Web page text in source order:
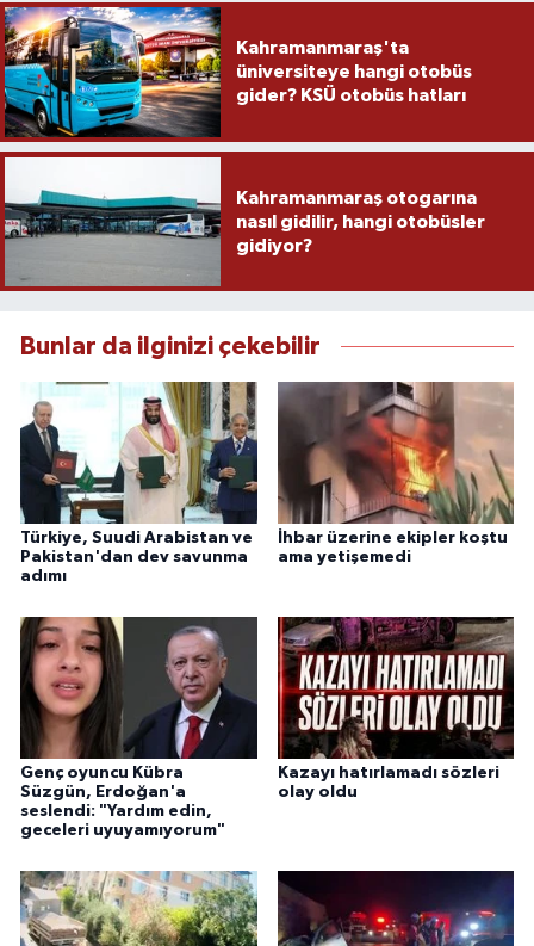
Kahramanmaraş'ta
üniversiteye hangi otobüs
gider? KSÜ otobüs hatları
Kahramanmaraş otogarına
nasıl gidilir, hangi otobüsler
gidiyor?
Bunlar da ilginizi çekebilir
Türkiye, Suudi Arabistan ve
Pakistan'dan dev savunma
adımı
İhbar üzerine ekipler koştu
ama yetişemedi
Genç oyuncu Kübra
Süzgün, Erdoğan'a
seslendi: "Yardım edin,
geceleri uyuyamıyorum"
Kazayı hatırlamadı sözleri
olay oldu